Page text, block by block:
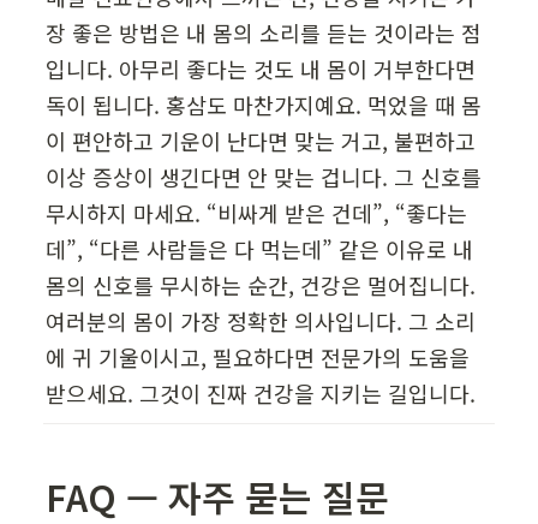
장 좋은 방법은 내 몸의 소리를 듣는 것이라는 점
입니다. 아무리 좋다는 것도 내 몸이 거부한다면
독이 됩니다. 홍삼도 마찬가지예요. 먹었을 때 몸
이 편안하고 기운이 난다면 맞는 거고, 불편하고
이상 증상이 생긴다면 안 맞는 겁니다. 그 신호를
무시하지 마세요. “비싸게 받은 건데”, “좋다는
데”, “다른 사람들은 다 먹는데” 같은 이유로 내
몸의 신호를 무시하는 순간, 건강은 멀어집니다.
여러분의 몸이 가장 정확한 의사입니다. 그 소리
에 귀 기울이시고, 필요하다면 전문가의 도움을
받으세요. 그것이 진짜 건강을 지키는 길입니다.
FAQ — 자주 묻는 질문